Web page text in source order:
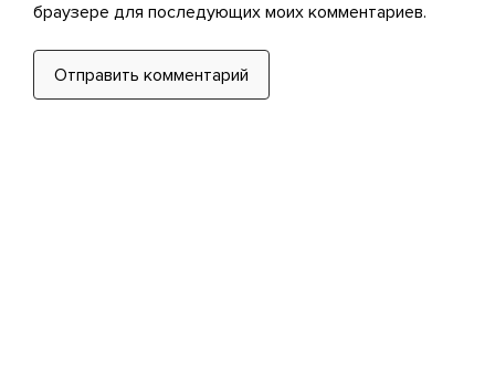
браузере для последующих моих комментариев.